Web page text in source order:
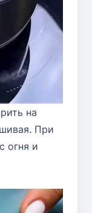
на
При
огня и